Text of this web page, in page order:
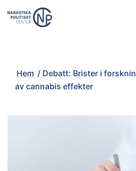
Hem / Debatt: Brister i
av cannabis effekter